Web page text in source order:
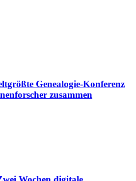
Genealogie-Konferenz
zusammen